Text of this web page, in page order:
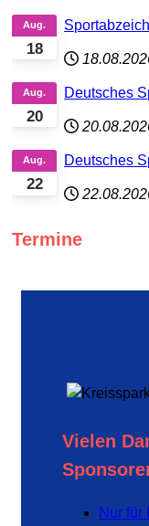
18
Aug.
20
Aug. Deutsches
22
Aug. Deutsches
Termine
Vielen
Nur für